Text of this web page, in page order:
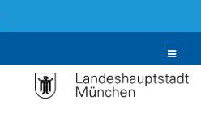
Toggle